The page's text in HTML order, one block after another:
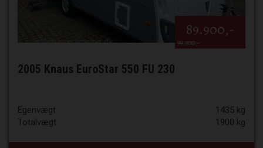
89.900,-
99.900,-
2005 Knaus EuroStar 550 FU 230
Egenvægt
1435 kg
Totalvægt
1900 kg